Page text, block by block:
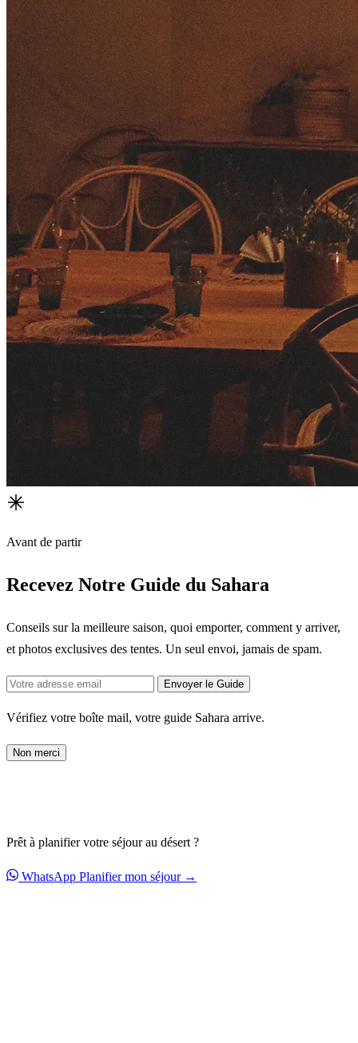
Avant de partir
Recevez Notre Guide du Sahara
Conseils sur la meilleure saison, quoi emporter, comment y arriver,
et photos exclusives des tentes. Un seul envoi, jamais de spam.
Envoyer le Guide
Vérifiez votre boîte mail, votre guide Sahara arrive.
Non merci
Prêt à planifier votre séjour au désert ?
WhatsApp Planifier mon séjour →